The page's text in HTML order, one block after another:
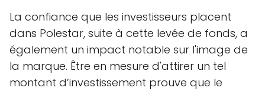
La confiance que les investisseurs placent
dans Polestar, suite à cette levée de fonds, a
également un impact notable sur l'image de
la marque. Être en mesure d'attirer un tel
montant d’investissement prouve que le